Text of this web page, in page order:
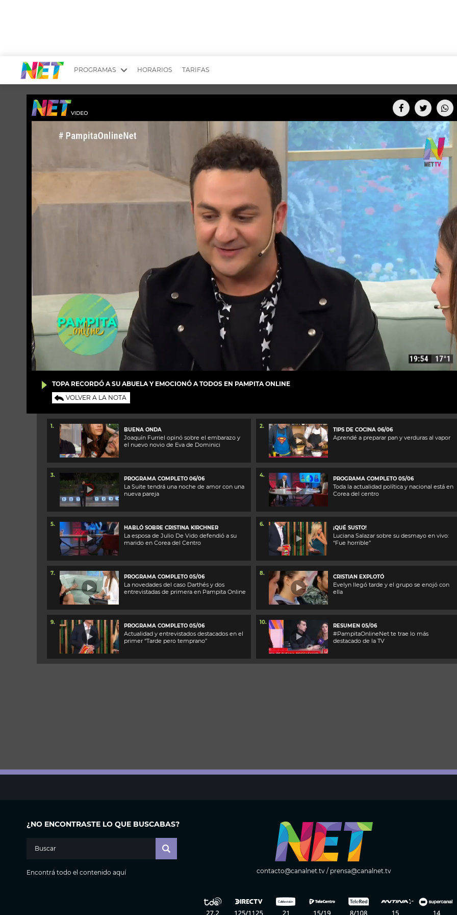
PROGRAMAS
YUYITO A LA TARDE
EMPRENDI2
QUÉ TE PASA
DR. BEAUTY
EL SEÑOR DE LOS CIELOS
ARGENTINOS X ARGENTINA
ESTÉTICA 360 TV
CARAS Y NEGOCIOS
SCOUTING PARA UN CAMBIO
INTELEXIS TV
HAIR RECOVERY
ENTRE NOS
MODO FONTEVECCHIA
PERIODISMO PURO
REPERFILAR
CINE NET
TODOS PODEMOS
PARES DE COMEDIA
FIESTAS ARGENTINAS
BELLEZA FASHION
FULL FACE TV
DESAFÍO 10 AÑOS
AGENDA
HORARIOS TARIFAS
TOPA RECORDÓ A SU ABUELA Y EMOCIONÓ A TODOS EN PAMPITA ONLINE
VOLVER A LA NOTA
1.
BUENA ONDA
Joaquín Furriel opinó sobre el embarazo y
el nuevo novio de Eva de Dominici
2.
TIPS DE COCINA 06/06
Aprendé a preparar pan y verduras al vapor
3.
PROGRAMA COMPLETO 06/06
La Suite tendrá una noche de amor con una
nueva pareja
4.
PROGRAMA COMPLETO 05/06
Toda la actualidad política y nacional está en
Corea del centro
5.
HABLÓ SOBRE CRISTINA KIRCHNER
La esposa de Julio De Vido defendió a su
marido en Corea del Centro
6.
¡QUÉ SUSTO!
Luciana Salazar sobre su desmayo en vivo:
“Fue horrible”
7.
PROGRAMA COMPLETO 05/06
La novedades del caso Darthés y dos
entrevistadas de primera en Pampita Online
8.
CRISTIAN EXPLOTÓ
Evelyn llegó tarde y el grupo se enojó con
ella
9.
PROGRAMA COMPLETO 05/06
Actualidad y entrevistados destacados en el
primer “Tarde pero temprano”
10.
RESUMEN 05/06
#PampitaOnlineNet te trae lo más
destacado de la TV
¿NO ENCONTRASTE LO QUE BUSCABAS?
Encontrá todo el contenido aquí contacto@canalnet.tv/ prensa@canalnet.tv